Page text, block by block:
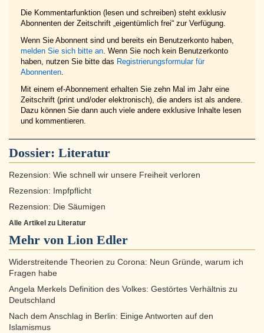
Die Kommentarfunktion (lesen und schreiben) steht exklusiv
Abonnenten der Zeitschrift „eigentümlich frei“ zur Verfügung.
Wenn Sie Abonnent sind und bereits ein Benutzerkonto haben,
melden Sie sich bitte an. Wenn Sie noch kein Benutzerkonto
haben, nutzen Sie bitte das Registrierungsformular für
Abonnenten.
Mit einem ef-Abonnement erhalten Sie zehn Mal im Jahr eine
Zeitschrift (print und/oder elektronisch), die anders ist als andere.
Dazu können Sie dann auch viele andere exklusive Inhalte lesen
und kommentieren.
Dossier: Literatur
Rezension: Wie schnell wir unsere Freiheit verloren
Rezension: Impfpflicht
Rezension: Die Säumigen
Alle Artikel zu Literatur
Mehr von Lion Edler
Widerstreitende Theorien zu Corona: Neun Gründe, warum ich
Fragen habe
Angela Merkels Definition des Volkes: Gestörtes Verhältnis zu
Deutschland
Nach dem Anschlag in Berlin: Einige Antworten auf den
Islamismus